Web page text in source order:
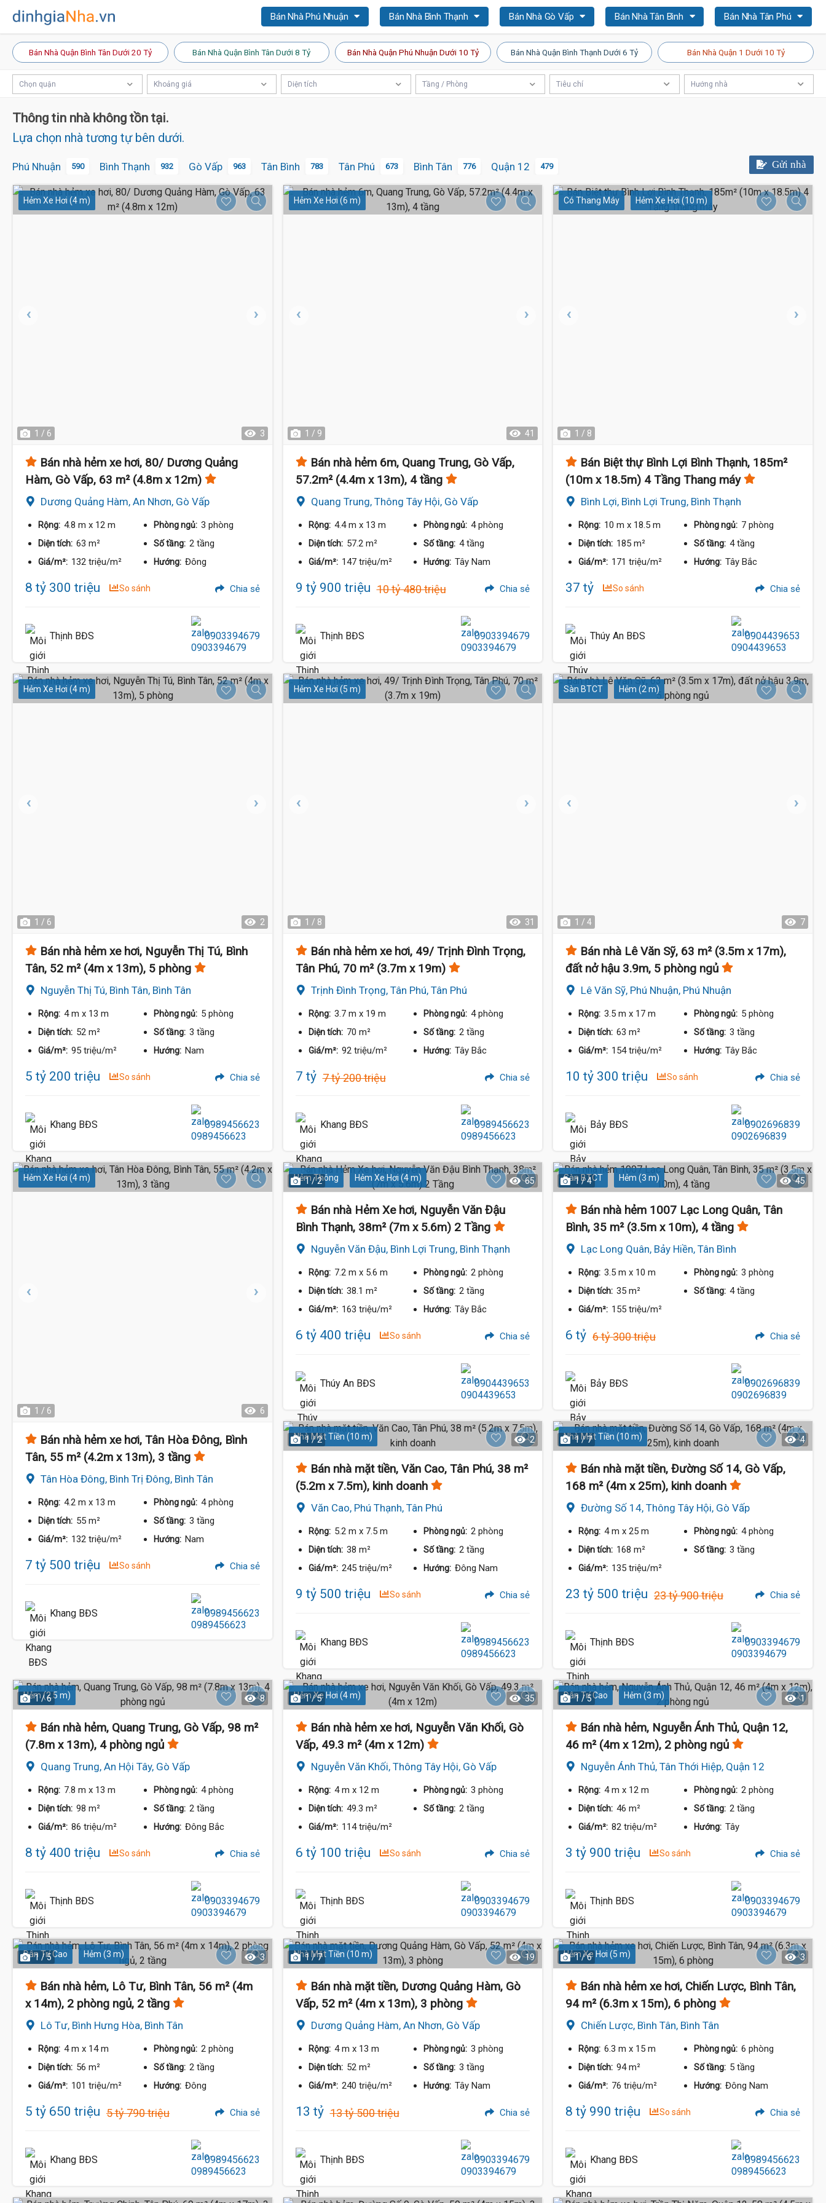
Bán Nhà Phú Nhuận Bán Nhà Bình Thạnh Bán Nhà Gò Vấp Bán Nhà Tân Bình Bán Nhà Tân Phú
Bán Nhà Quận Bình Tân Dưới 20 Tỷ Bán Nhà Quận Bình Tân Dưới 8 Tỷ Bán Nhà Quận Phú Nhuận Dưới 10 Tỷ Bán Nhà Quận Bình Thạnh Dưới 6 Tỷ Bán Nhà Quận 1 Dưới 10 Tỷ
Chọn quận Khoảng giá Diện tích Tầng / Phòng Tiêu chí Hướng nhà
Thông tin nhà không tồn tại.
Lựa chọn nhà tương tự bên dưới.
Gửi nhà
Phú Nhuận 590 Bình Thạnh 932 Gò Vấp 963 Tân Bình 783 Tân Phú 673 Bình Tân 776 Quận 12 479
Hẻm Xe Hơi (4 m)
1 / 6 3
Bán nhà hẻm xe hơi, 80/ Dương Quảng
Hàm, Gò Vấp, 63 m² (4.8m x 12m)
Dương Quảng Hàm, An Nhơn, Gò Vấp
Rộng: 4.8 m x 12 m Phòng ngủ: 3 phòng
Diện tích: 63 m² Số tầng: 2 tầng
Giá/m²: 132 triệu/m² Hướng: Đông
8 tỷ 300 triệu So sánh Chia sẻ
Thịnh BĐS 0903394679
Hẻm Xe Hơi (6 m)
1 / 9 41
Bán nhà hẻm 6m, Quang Trung, Gò Vấp,
57.2m² (4.4m x 13m), 4 tầng
Quang Trung, Thông Tây Hội, Gò Vấp
Rộng: 4.4 m x 13 m Phòng ngủ: 4 phòng
Diện tích: 57.2 m² Số tầng: 4 tầng
Giá/m²: 147 triệu/m² Hướng: Tây Nam
9 tỷ 900 triệu 10 tỷ 480 triệu Chia sẻ
Thịnh BĐS 0903394679
Có Thang Máy Hẻm Xe Hơi (10 m)
1 / 8
Bán Biệt thự Bình Lợi Bình Thạnh, 185m²
(10m x 18.5m) 4 Tầng Thang máy
Bình Lợi, Bình Lợi Trung, Bình Thạnh
Rộng: 10 m x 18.5 m Phòng ngủ: 7 phòng
Diện tích: 185 m² Số tầng: 4 tầng
Giá/m²: 171 triệu/m² Hướng: Tây Bắc
37 tỷ So sánh Chia sẻ
Thúy An BĐS 0904439653
Hẻm Xe Hơi (4 m)
1 / 6 2
Bán nhà hẻm xe hơi, Nguyễn Thị Tú, Bình
Tân, 52 m² (4m x 13m), 5 phòng
Nguyễn Thị Tú, Bình Tân, Bình Tân
Rộng: 4 m x 13 m Phòng ngủ: 5 phòng
Diện tích: 52 m² Số tầng: 3 tầng
Giá/m²: 95 triệu/m² Hướng: Nam
5 tỷ 200 triệu So sánh Chia sẻ
Khang BĐS 0989456623
Hẻm Xe Hơi (5 m)
1 / 8 31
Bán nhà hẻm xe hơi, 49/ Trịnh Đình Trọng,
Tân Phú, 70 m² (3.7m x 19m)
Trịnh Đình Trọng, Tân Phú, Tân Phú
Rộng: 3.7 m x 19 m Phòng ngủ: 4 phòng
Diện tích: 70 m² Số tầng: 2 tầng
Giá/m²: 92 triệu/m² Hướng: Tây Bắc
7 tỷ 7 tỷ 200 triệu Chia sẻ
Khang BĐS 0989456623
Sàn BTCT Hẻm (2 m)
1 / 4 7
Bán nhà Lê Văn Sỹ, 63 m² (3.5m x 17m),
đất nở hậu 3.9m, 5 phòng ngủ
Lê Văn Sỹ, Phú Nhuận, Phú Nhuận
Rộng: 3.5 m x 17 m Phòng ngủ: 5 phòng
Diện tích: 63 m² Số tầng: 3 tầng
Giá/m²: 154 triệu/m² Hướng: Tây Bắc
10 tỷ 300 triệu So sánh Chia sẻ
Bảy BĐS 0902696839
Hẻm Xe Hơi (4 m)
1 / 6 6
Bán nhà hẻm xe hơi, Tân Hòa Đông, Bình
Tân, 55 m² (4.2m x 13m), 3 tầng
Tân Hòa Đông, Bình Trị Đông, Bình Tân
Rộng: 4.2 m x 13 m Phòng ngủ: 4 phòng
Diện tích: 55 m² Số tầng: 3 tầng
Giá/m²: 132 triệu/m² Hướng: Nam
7 tỷ 500 triệu So sánh Chia sẻ
Khang BĐS 0989456623
Hẻm Thông Hẻm Xe Hơi (4 m)
1 / 2 65
Bán nhà Hẻm Xe hơi, Nguyễn Văn Đậu
Bình Thạnh, 38m² (7m x 5.6m) 2 Tầng
Nguyễn Văn Đậu, Bình Lợi Trung, Bình Thạnh
Rộng: 7.2 m x 5.6 m Phòng ngủ: 2 phòng
Diện tích: 38.1 m² Số tầng: 2 tầng
Giá/m²: 163 triệu/m² Hướng: Tây Bắc
6 tỷ 400 triệu So sánh Chia sẻ
Thúy An BĐS 0904439653
Sàn BTCT Hẻm (3 m)
1 / 4 45
Bán nhà hẻm 1007 Lạc Long Quân, Tân
Bình, 35 m² (3.5m x 10m), 4 tầng
Lạc Long Quân, Bảy Hiền, Tân Bình
Rộng: 3.5 m x 10 m Phòng ngủ: 3 phòng
Diện tích: 35 m² Số tầng: 4 tầng
Giá/m²: 155 triệu/m²
6 tỷ 6 tỷ 300 triệu Chia sẻ
Bảy BĐS 0902696839
Nhà Mặt Tiền (10 m)
1 / 2 2
Bán nhà mặt tiền, Văn Cao, Tân Phú, 38 m²
(5.2m x 7.5m), kinh doanh
Văn Cao, Phú Thạnh, Tân Phú
Rộng: 5.2 m x 7.5 m Phòng ngủ: 2 phòng
Diện tích: 38 m² Số tầng: 2 tầng
Giá/m²: 245 triệu/m² Hướng: Đông Nam
9 tỷ 500 triệu So sánh Chia sẻ
Khang BĐS 0989456623
Nhà Mặt Tiền (10 m)
1 / 7 4
Bán nhà mặt tiền, Đường Số 14, Gò Vấp,
168 m² (4m x 25m), kinh doanh
Đường Số 14, Thông Tây Hội, Gò Vấp
Rộng: 4 m x 25 m Phòng ngủ: 4 phòng
Diện tích: 168 m² Số tầng: 3 tầng
Giá/m²: 135 triệu/m²
23 tỷ 500 triệu 23 tỷ 900 triệu Chia sẻ
Thịnh BĐS 0903394679
Hẻm (2.5 m)
1 / 6 8
Bán nhà hẻm, Quang Trung, Gò Vấp, 98 m²
(7.8m x 13m), 4 phòng ngủ
Quang Trung, An Hội Tây, Gò Vấp
Rộng: 7.8 m x 13 m Phòng ngủ: 4 phòng
Diện tích: 98 m² Số tầng: 2 tầng
Giá/m²: 86 triệu/m² Hướng: Đông Bắc
8 tỷ 400 triệu So sánh Chia sẻ
Thịnh BĐS 0903394679
Hẻm Xe Hơi (4 m)
1 / 5 35
Bán nhà hẻm xe hơi, Nguyễn Văn Khối, Gò
Vấp, 49.3 m² (4m x 12m)
Nguyễn Văn Khối, Thông Tây Hội, Gò Vấp
Rộng: 4 m x 12 m Phòng ngủ: 3 phòng
Diện tích: 49.3 m² Số tầng: 2 tầng
Giá/m²: 114 triệu/m²
6 tỷ 100 triệu So sánh Chia sẻ
Thịnh BĐS 0903394679
Dân Trí Cao Hẻm (3 m)
1 / 5 1
Bán nhà hẻm, Nguyễn Ánh Thủ, Quận 12,
46 m² (4m x 12m), 2 phòng ngủ
Nguyễn Ánh Thủ, Tân Thới Hiệp, Quận 12
Rộng: 4 m x 12 m Phòng ngủ: 2 phòng
Diện tích: 46 m² Số tầng: 2 tầng
Giá/m²: 82 triệu/m² Hướng: Tây
3 tỷ 900 triệu So sánh Chia sẻ
Thịnh BĐS 0903394679
Dân Trí Cao Hẻm (3 m)
1 / 5 3
Bán nhà hẻm, Lô Tư, Bình Tân, 56 m² (4m
x 14m), 2 phòng ngủ, 2 tầng
Lô Tư, Bình Hưng Hòa, Bình Tân
Rộng: 4 m x 14 m Phòng ngủ: 2 phòng
Diện tích: 56 m² Số tầng: 2 tầng
Giá/m²: 101 triệu/m² Hướng: Đông
5 tỷ 650 triệu 5 tỷ 790 triệu Chia sẻ
Khang BĐS 0989456623
Nhà Mặt Tiền (10 m)
1 / 7 19
Bán nhà mặt tiền, Dương Quảng Hàm, Gò
Vấp, 52 m² (4m x 13m), 3 phòng
Dương Quảng Hàm, An Nhơn, Gò Vấp
Rộng: 4 m x 13 m Phòng ngủ: 3 phòng
Diện tích: 52 m² Số tầng: 3 tầng
Giá/m²: 240 triệu/m² Hướng: Tây Nam
13 tỷ 13 tỷ 500 triệu Chia sẻ
Thịnh BĐS 0903394679
Hẻm Xe Hơi (5 m)
1 / 6 3
Bán nhà hẻm xe hơi, Chiến Lược, Bình Tân,
94 m² (6.3m x 15m), 6 phòng
Chiến Lược, Bình Tân, Bình Tân
Rộng: 6.3 m x 15 m Phòng ngủ: 6 phòng
Diện tích: 94 m² Số tầng: 5 tầng
Giá/m²: 76 triệu/m² Hướng: Đông Nam
8 tỷ 990 triệu So sánh Chia sẻ
Khang BĐS 0989456623